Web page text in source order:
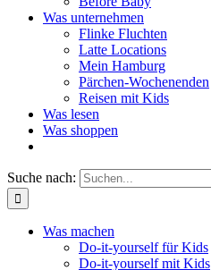
Was unternehmen
Flinke Fluchten
Latte Locations
Mein Hamburg
Pärchen-Wochenenden
Reisen mit Kids
Was lesen
Was shoppen
Suche nach:
Was machen
Do-it-yourself für Kids
Do-it-yourself mit Kids